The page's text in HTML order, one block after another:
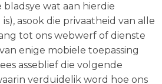
wat aan hierdie
asook die privaatheid van alle
tot ons webwerf of dienste
enige mobiele toepassing
asseblief die volgende
verduidelik word hoe ons